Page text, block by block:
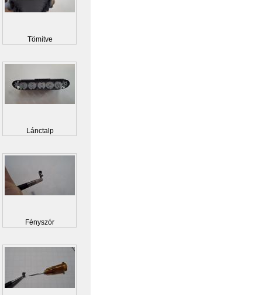
Tömítve
Lánctalp
Fényszór